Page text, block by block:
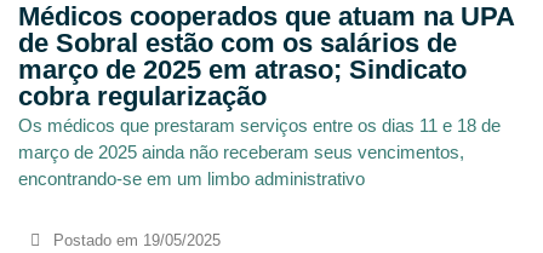
Médicos cooperados que atuam na UPA
de Sobral estão com os salários de
março de 2025 em atraso; Sindicato
cobra regularização
Os médicos que prestaram serviços entre os dias 11 e 18 de
março de 2025 ainda não receberam seus vencimentos,
encontrando-se em um limbo administrativo
Postado em 19/05/2025